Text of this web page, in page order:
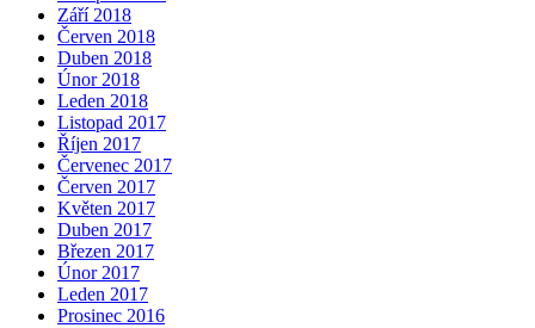
Září 2018
Červen 2018
Duben 2018
Únor 2018
Leden 2018
Listopad 2017
Říjen 2017
Červenec 2017
Červen 2017
Květen 2017
Duben 2017
Březen 2017
Únor 2017
Leden 2017
Prosinec 2016